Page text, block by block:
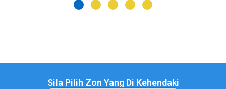
Sila Pilih Zon Yang Di Kehendaki